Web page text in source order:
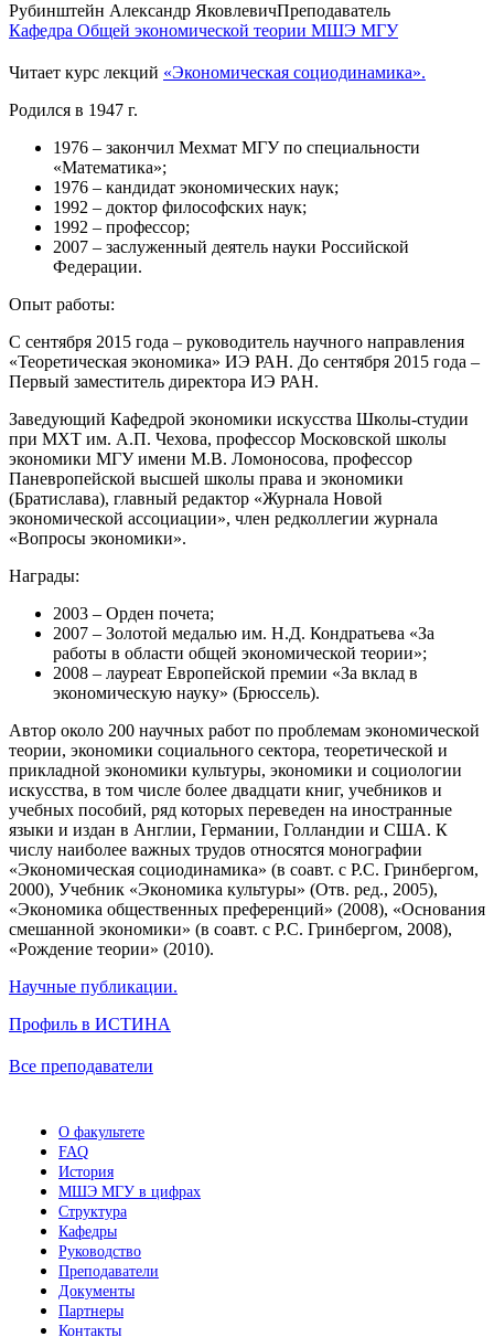
Рубинштейн Александр ЯковлевичПреподаватель
Кафедра Общей экономической теории МШЭ МГУ
Читает курс лекций «Экономическая социодинамика».
Родился в 1947 г.
1976 – закончил Мехмат МГУ по специальности
«Математика»;
1976 – кандидат экономических наук;
1992 – доктор философских наук;
1992 – профессор;
2007 – заслуженный деятель науки Российской
Федерации.
Опыт работы:
С сентября 2015 года – руководитель научного направления
«Теоретическая экономика» ИЭ РАН. До сентября 2015 года –
Первый заместитель директора ИЭ РАН.
Заведующий Кафедрой экономики искусства Школы-студии
при МХТ им. А.П. Чехова, профессор Московской школы
экономики МГУ имени М.В. Ломоносова, профессор
Паневропейской высшей школы права и экономики
(Братислава), главный редактор «Журнала Новой
экономической ассоциации», член редколлегии журнала
«Вопросы экономики».
Награды:
2003 – Орден почета;
2007 – Золотой медалью им. Н.Д. Кондратьева «За
работы в области общей экономической теории»;
2008 – лауреат Европейской премии «За вклад в
экономическую науку» (Брюссель).
Автор около 200 научных работ по проблемам экономической
теории, экономики социального сектора, теоретической и
прикладной экономики культуры, экономики и социологии
искусства, в том числе более двадцати книг, учебников и
учебных пособий, ряд которых переведен на иностранные
языки и издан в Англии, Германии, Голландии и США. К
числу наиболее важных трудов относятся монографии
«Экономическая социодинамика» (в соавт. с Р.С. Гринбергом,
2000), Учебник «Экономика культуры» (Отв. ред., 2005),
«Экономика общественных преференций» (2008), «Основания
смешанной экономики» (в соавт. с Р.С. Гринбергом, 2008),
«Рождение теории» (2010).
Научные публикации.
Профиль в ИСТИНА
Все преподаватели
О факультете
FAQ
История
МШЭ МГУ в цифрах
Структура
Кафедры
Руководство
Преподаватели
Документы
Партнеры
Контакты